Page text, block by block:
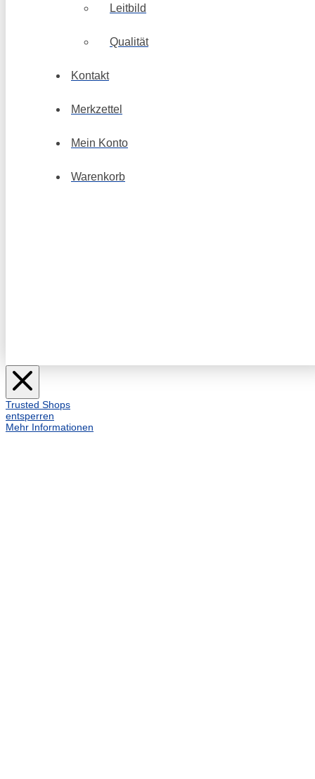
Leitbild
Qualität
Kontakt
Merkzettel
Mein Konto
Warenkorb
Trusted Shops
entsperren
Mehr Informationen